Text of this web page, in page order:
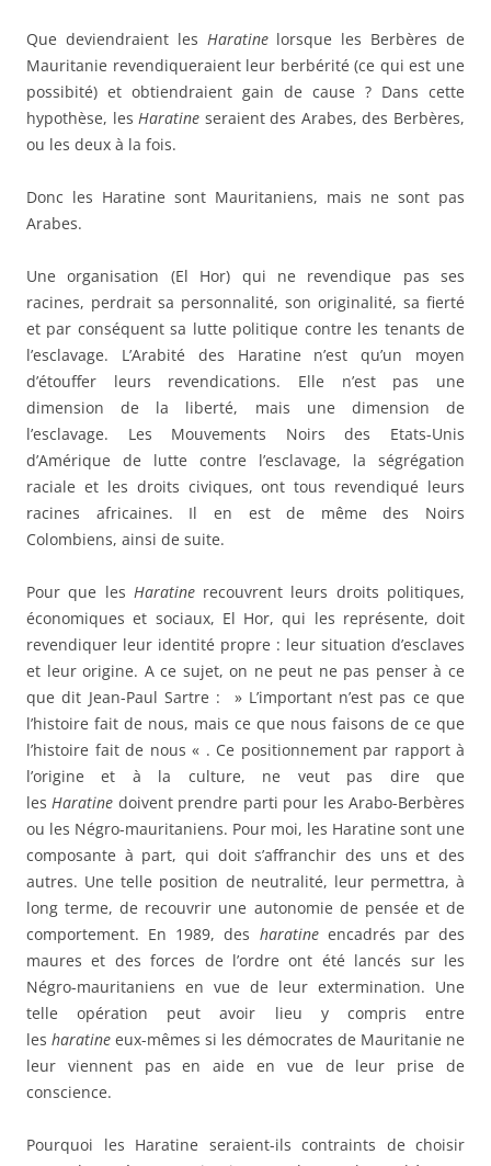
Que deviendraient les Haratinelorsque les Berbères de
Mauritanie revendiqueraient leur berbérité (ce qui est une
possibité) et obtiendraient gain de cause ? Dans cette
hypothèse, lesHaratine seraient des Arabes, des Berbères,
ou les deux à la fois.
Donc les Haratine sont Mauritaniens, mais ne sont pas
Arabes.
Une organisation (El Hor) qui ne revendique pas ses
racines, perdrait sa personnalité, son originalité, sa fierté
et par conséquent sa lutte politique contre les tenants de
l’esclavage. L’Arabité des Haratine n’est qu’un moyen
d’étouffer leurs revendications. Elle n’est pas une
dimension de la liberté, mais une dimension de
l’esclavage. Les Mouvements Noirs des Etats-Unis
d’Amérique de lutte contre l’esclavage, la ségrégation
raciale et les droits civiques, ont tous revendiqué leurs
racines africaines. Il en est de même des Noirs
Colombiens, ainsi de suite.
Pour que les Haratinerecouvrent leurs droits politiques,
économiques et sociaux, El Hor, qui les représente, doit
revendiquer leur identité propre : leur situation d’esclaves
et leur origine. A ce sujet, on ne peut ne pas penser à ce
que dit Jean-Paul Sartre : » L’important n’est pas ce que
l’histoire fait de nous, mais ce que nous faisons de ce que
l’histoire fait de nous « . Ce positionnement par rapport à
l’origine et à la culture, ne veut pas dire que
lesHaratine doivent prendre parti pour les Arabo-Berbères
ou les Négro-mauritaniens. Pour moi, les Haratine sont une
composante à part, qui doit s’affranchir des uns et des
autres. Une telle position de neutralité, leur permettra, à
long terme, de recouvrir une autonomie de pensée et de
comportement. En 1989, des haratineencadrés par des
maures et des forces de l’ordre ont été lancés sur les
Négro-mauritaniens en vue de leur extermination. Une
telle opération peut avoir lieu y compris entre
les haratine eux-mêmes si les démocrates de Mauritanie ne
leur viennent pas en aide en vue de leur prise de
conscience.
Pourquoi les Haratine seraient-ils contraints de choisir